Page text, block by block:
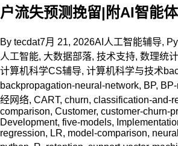
户流失预测挽留|附AI智能
By tecdat7月 21, 2026AI人工智能辅导,
人工智能, 大数据部落, 技术支持, 数理统计
计算机科学CS辅导, 计算机科学与技术
backpropagation-neural-network, BP,
经网络, CART, churn, classification-and-
comparison, Customer, customer-churn-
Development, five-models,
regression, LR, model-comparison,